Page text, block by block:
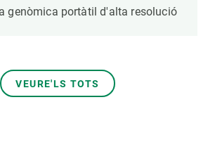
genòmica portàtil d'alta resolució
VEURE'LS TOTS